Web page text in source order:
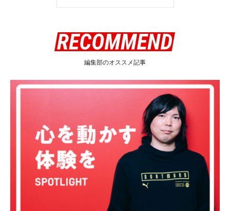
編集部のオススメ記事